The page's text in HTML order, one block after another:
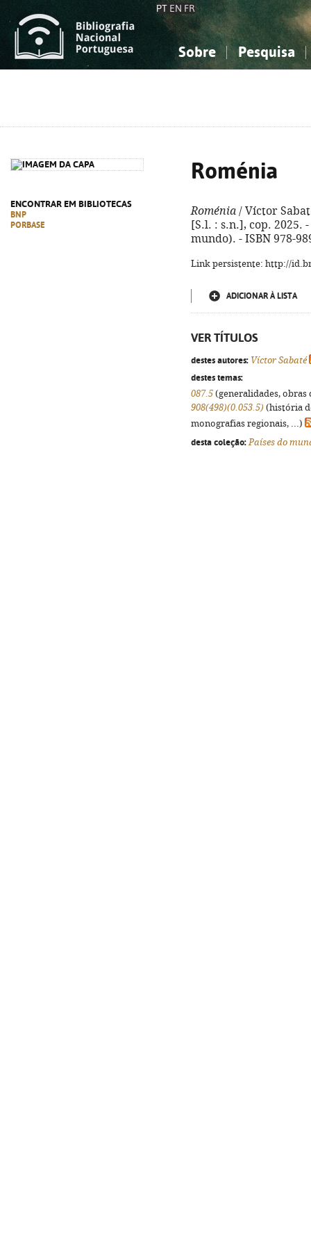
PT EN FR
Sobre Pesquisa
ENCONTRAR EM BIBLIOTECAS
BNP
PORBASE
Roménia
Roménia / Víctor
[S.l. : s.n.], cop. 2025.
mundo). - ISBN 978-
Link persistente: http://
ADICIONAR À LISTA
VER TÍTULOS
destes autores: Víctor Sabaté
destes temas:
087.5 (generalidades,
908(498)(0.053.5) (história
monografias regionais, ...)
desta coleção: Países do